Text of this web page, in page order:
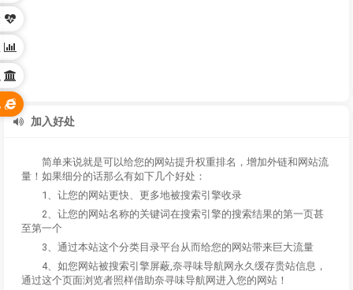
加入好处
简单来说就是可以给您的网站提升权重排名，增加外链和网站流
量！如果细分的话那么有如下几个好处：
1、让您的网站更快、更多地被搜索引擎收录
2、让您的网站名称的关键词在搜索引擎的搜索结果的第一页甚
至第一个
3、通过本站这个分类目录平台从而给您的网站带来巨大流量
4、如您网站被搜索引擎屏蔽,奈寻味导航网永久缓存贵站信息，
通过这个页面浏览者照样借助奈寻味导航网进入您的网站！